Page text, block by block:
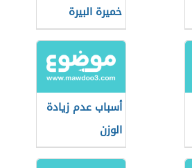
خميرة البيرة
لزيادة الوزن
أسباب عدم زيادة
الوزن